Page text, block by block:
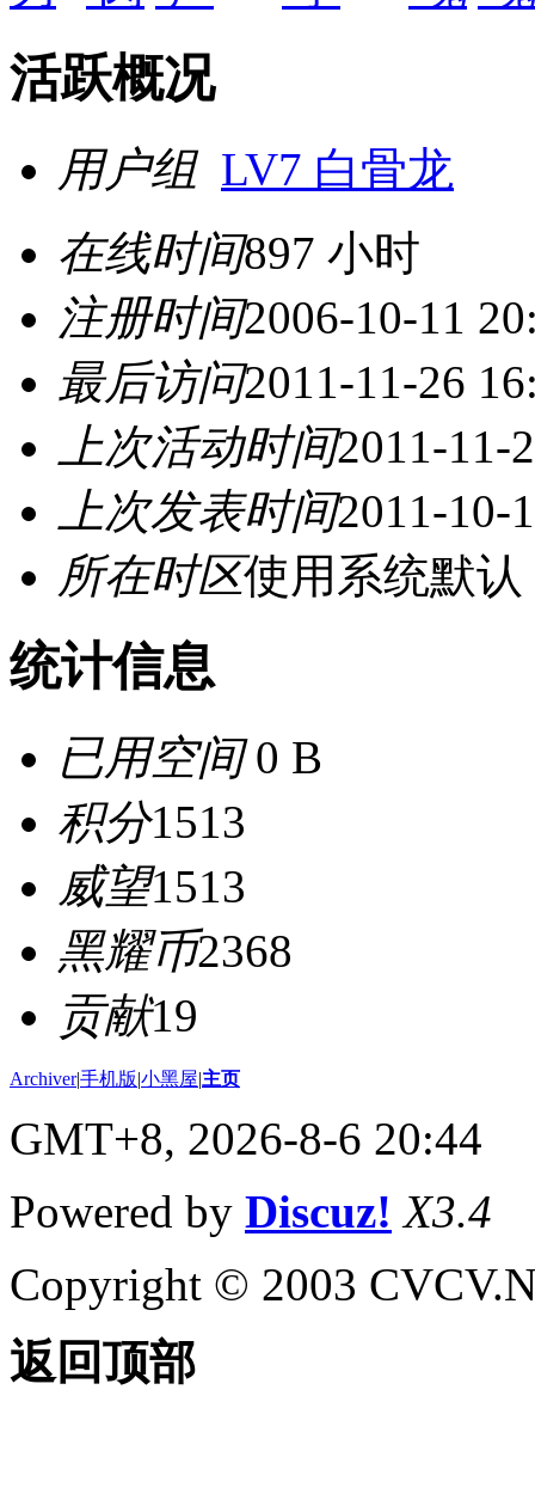
活跃概况
用户组 LV7 白骨龙
在线时间897 小时
注册时间2006-10-11
最后访问2011-11-26
上次活动时间2011-11-
上次发表时间2011-10-
所在时区使用系统默认
统计信息
已用空间0 B
积分1513
威望1513
黑耀币2368
贡献19
Archiver|手机版|小黑屋|主页
GMT+8, 2026-8-6 20:44
Powered by Discuz! X3.4
Copyright © 2003
返回顶部